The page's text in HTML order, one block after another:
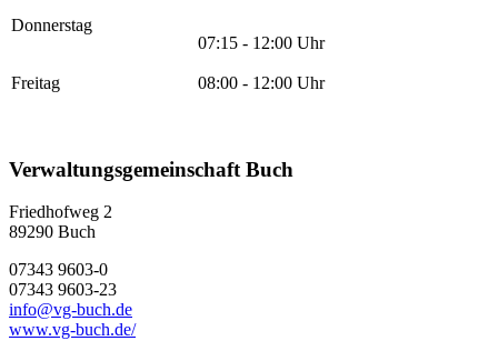
Donnerstag
07:15 - 12:00 Uhr
Freitag 08:00 - 12:00 Uhr
Verwaltungsgemeinschaft Buch
Friedhofweg 2
89290 Buch
07343 9603-0
07343 9603-23
info@vg-buch.de
www.vg-buch.de/